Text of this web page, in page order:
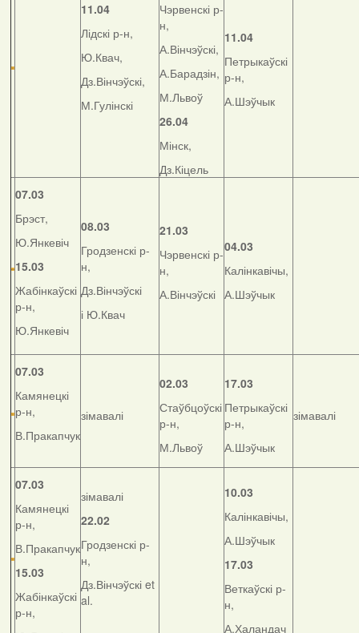
11.04
Лідскі р-н,
Ю.Квач,
Дз.Вінчэўскі,
М.Гулінскі
Чэрвенскі р-
н,
А.Вінчэўскі,
А.Барадзін,
М.Львоў
26.04
Мінск,
Дз.Кіцель
11.04
Петрыкаўскі
р-н,
А.Шэўчык
07.03
Брэст,
Ю.Янкевіч
15.03
Жабінкаўскі
р-н,
Ю.Янкевіч
08.03
Гродзенскі р-
н,
Дз.Вінчэўскі
і Ю.Квач
21.03
Чэрвенскі р-
н,
А.Вінчэўскі
04.03
Калінкавічы,
А.Шэўчык
07.03
Камянецкі
р-н,
В.Пракапчук
зімавалі
02.03
Стаўбцоўскі
р-н,
М.Львоў
17.03
Петрыкаўскі
р-н,
А.Шэўчык
зімавалі
07.03
Камянецкі
р-н,
В.Пракапчук
15.03
Жабінкаўскі
р-н,
зімавалі
22.02
Гродзенскі р-
н,
Дз.Вінчэўскі et
al.
10.03
Калінкавічы,
А.Шэўчык
17.03
Веткаўскі р-
н,
А.Халандач